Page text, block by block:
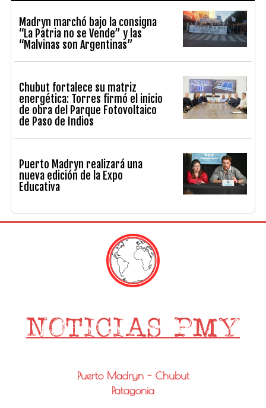
Madryn marchó bajo la consigna
“La Patria no se Vende” y las
“Malvinas son Argentinas”
Chubut fortalece su matriz
energética: Torres firmó el inicio
de obra del Parque Fotovoltaico
de Paso de Indios
Puerto Madryn realizará una
nueva edición de la Expo
Educativa
Puerto Madryn - Chubut
Patagonia